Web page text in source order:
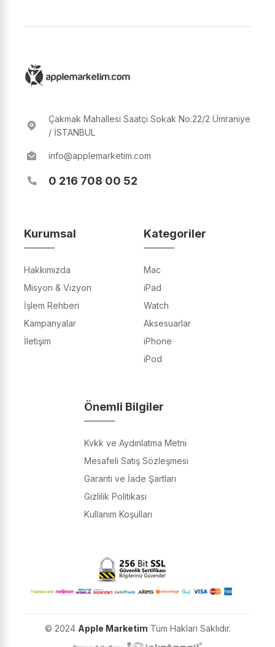
Çakmak Mahallesi Saatçi Sokak No:22/2 Ümraniye
/ İSTANBUL
info@applemarketim.com
0 216 708 00 52
Kurumsal
Hakkımızda
Misyon & Vizyon
İşlem Rehberi
Kampanyalar
İletişim
Kategoriler
Mac
iPad
Watch
Aksesuarlar
iPhone
iPod
Önemli Bilgiler
Kvkk ve Aydınlatma Metni
Mesafeli Satış Sözleşmesi
Garanti ve İade Şartları
Gizlilik Politikası
Kullanım Koşulları
© 2024 Apple Marketim Tüm Hakları Saklıdır.